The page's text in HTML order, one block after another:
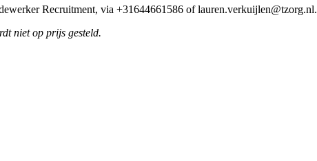
Recruitment, via +31644661586 of lauren.verkuijlen@tzorg.nl.
niet op prijs gesteld.